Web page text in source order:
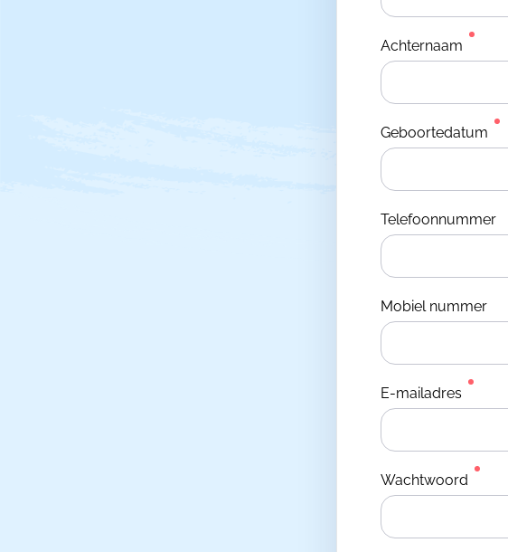
Achternaam
Geboortedatum
Telefoonnummer
Mobiel nummer
E-mailadres
Wachtwoord